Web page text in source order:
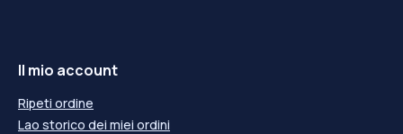
Il mio account
Ripeti ordine
Lao storico dei miei ordini